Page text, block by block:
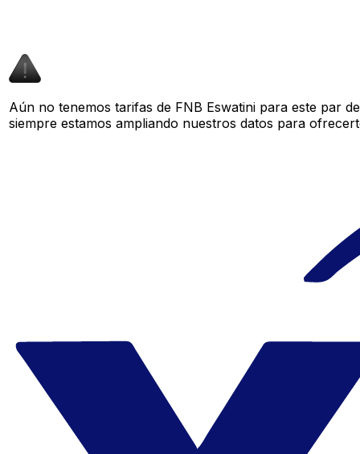
Aún no tenemos tarifas de FNB Eswatini para este par
siempre estamos ampliando nuestros datos para